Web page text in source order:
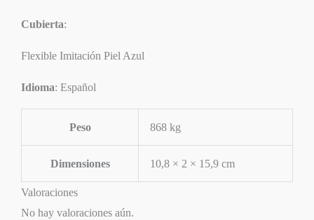
Cubierta:
Flexible Imitación Piel Azul
Idioma: Español
Peso 868 kg
Dimensiones 10,8 × 2 × 15,9 cm
Valoraciones
No hay valoraciones aún.